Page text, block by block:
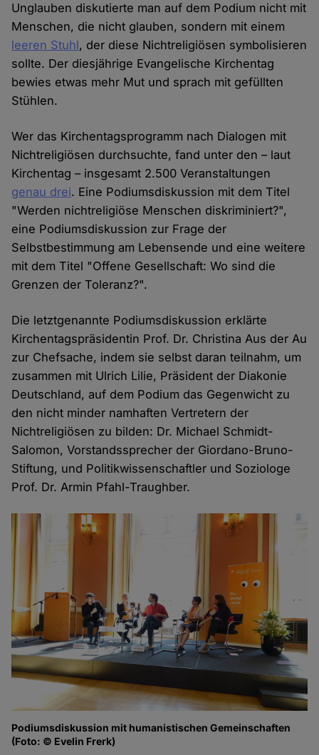
Unglauben diskutierte man auf dem Podium nicht mit
Menschen, die nicht glauben, sondern mit einem
leeren Stuhl, der diese Nichtreligiösen symbolisieren
sollte. Der diesjährige Evangelische Kirchentag
bewies etwas mehr Mut und sprach mit gefüllten
Stühlen.
Wer das Kirchentagsprogramm nach Dialogen mit
Nichtreligiösen durchsuchte, fand unter den – laut
Kirchentag – insgesamt 2.500 Veranstaltungen
genau drei. Eine Podiumsdiskussion mit dem Titel
"Werden nichtreligiöse Menschen diskriminiert?",
eine Podiumsdiskussion zur Frage der
Selbstbestimmung am Lebensende und eine weitere
mit dem Titel "Offene Gesellschaft: Wo sind die
Grenzen der Toleranz?".
Die letztgenannte Podiumsdiskussion erklärte
Kirchentagspräsidentin Prof. Dr. Christina Aus der Au
zur Chefsache, indem sie selbst daran teilnahm, um
zusammen mit Ulrich Lilie, Präsident der Diakonie
Deutschland, auf dem Podium das Gegenwicht zu
den nicht minder namhaften Vertretern der
Nichtreligiösen zu bilden: Dr. Michael Schmidt-
Salomon, Vorstandssprecher der Giordano-Bruno-
Stiftung, und Politikwissenschaftler und Soziologe
Prof. Dr. Armin Pfahl-Traughber.
Podiumsdiskussion mit humanistischen Gemeinschaften
(Foto: © Evelin Frerk)